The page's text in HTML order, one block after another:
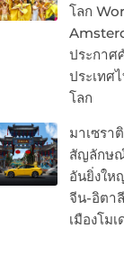
โลก
ประกาศ
ประเทศ
โลก
มาเซรา
สัญลักษ
อันยิ่งให
จีน-อิตา
เมืองโมเ